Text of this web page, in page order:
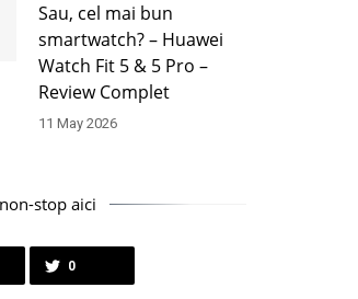
Sau, cel mai bun
smartwatch? – Huawei
Watch Fit 5 & 5 Pro –
Review Complet
11 May 2026
stop aici
0